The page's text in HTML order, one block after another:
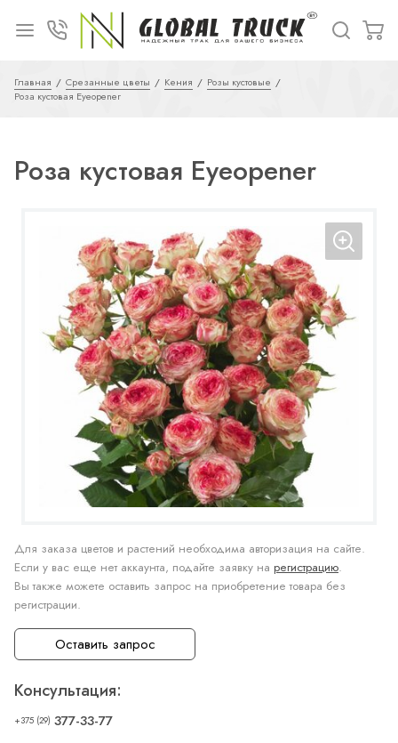
Главная Срезанные цветы Кения
Розы кустовые
Роза кустовая Eyeopener
Роза кустовая Eyeopener
Для заказа цветов и растений необходима авторизация на сайте.
Если у вас еще нет аккаунта, подайте заявку на регистрацию.
Вы также можете оставить запрос на приобретение товара без
регистрации.
Оставить запрос
Консультация:
+375 (29) 377-33-77